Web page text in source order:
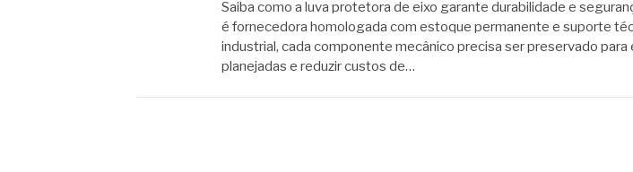
Saiba como a luva protetora de eixo garante durabilidade e
é fornecedora homologada com estoque permanente e suporte
industrial, cada componente mecânico precisa ser preservado para
planejadas e reduzir custos de…